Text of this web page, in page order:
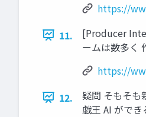
https://
11.
[Producer
ームは数多く
https://
12.
疑問 そもそも
戯王 AI がで